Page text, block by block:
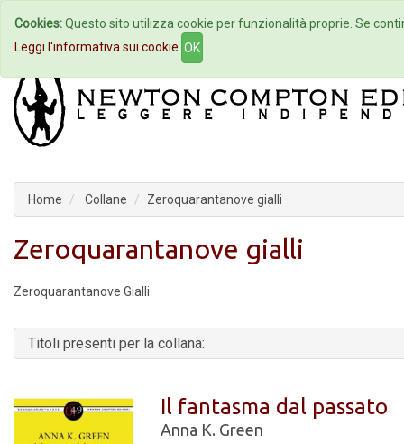
Home Autori Eventi
Home Collane Zeroquarantanove gialli
Zeroquarantanove gialli
Zeroquarantanove Gialli
Titoli presenti per la collana:
Il fantasma dal passato
Anna K. Green
Cookies:Questo sito utilizza cookie per funzionalità proprie. Se
Leggi l'informativa sui cookie OK